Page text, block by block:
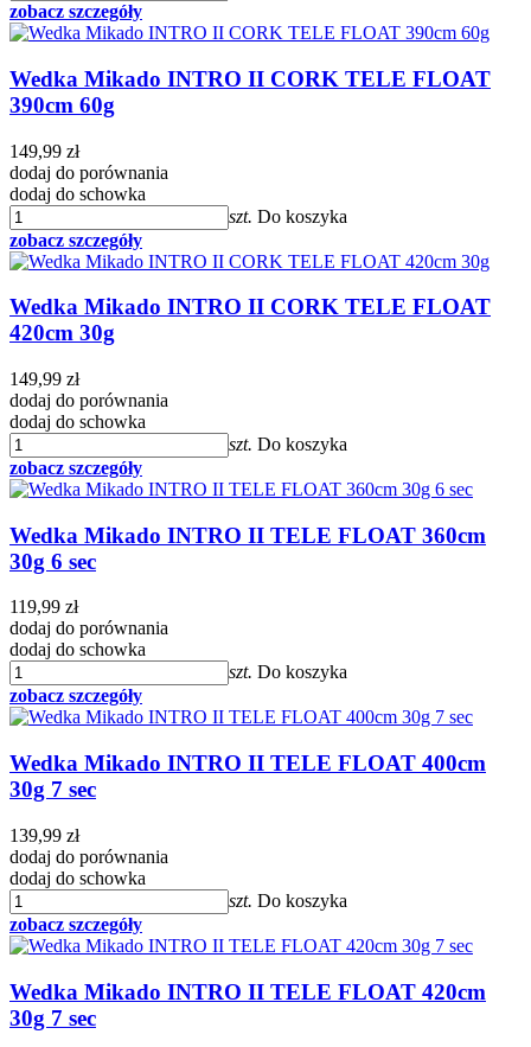
zobacz szczegóły
Wedka Mikado INTRO II CORK TELE FLOAT
390cm 60g
149,99 zł
dodaj do porównania
dodaj do schowka
szt. Do koszyka
zobacz szczegóły
Wedka Mikado INTRO II CORK TELE FLOAT
420cm 30g
149,99 zł
dodaj do porównania
dodaj do schowka
szt. Do koszyka
zobacz szczegóły
Wedka Mikado INTRO II TELE FLOAT 360cm
30g 6 sec
119,99 zł
dodaj do porównania
dodaj do schowka
szt. Do koszyka
zobacz szczegóły
Wedka Mikado INTRO II TELE FLOAT 400cm
30g 7 sec
139,99 zł
dodaj do porównania
dodaj do schowka
szt. Do koszyka
zobacz szczegóły
Wedka Mikado INTRO II TELE FLOAT 420cm
30g 7 sec